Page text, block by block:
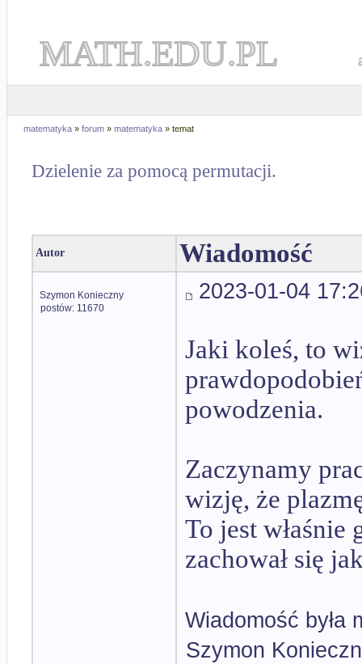
MATH.EDU.PL
matematyka » forum » matematyka » temat
Dzielenie za pomocą permutacji.
Autor Wiadomość
Szymon Konieczny
postów: 11670
2023-01-04
Jaki koleś, to
powodzenia.
Zaczynamy
wizję, że
To jest właśnie
zachował się
Wiadomość była
Szymon